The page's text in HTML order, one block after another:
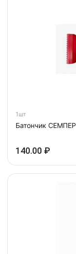
1шт
Батончик
140.00 ₽